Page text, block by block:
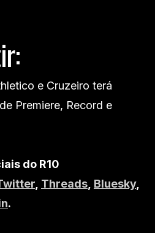
e Cruzeiro terá
Premiere, Record e
do R10
Threads Bluesky,
.